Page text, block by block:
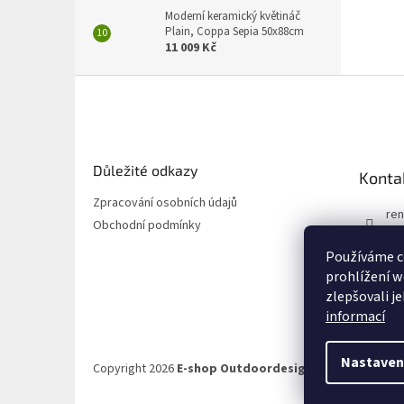
Používáme
prohlížení
zlepšovali
informací
Moderní keramický květináč
Plain, Coppa Sepia 50x88cm
11 009 Kč
Důležité odkazy
Zpracování osobních údajů
Obchodní podmínky
Copyright 2026 E-shop Outdoordesign.cz . Všechna